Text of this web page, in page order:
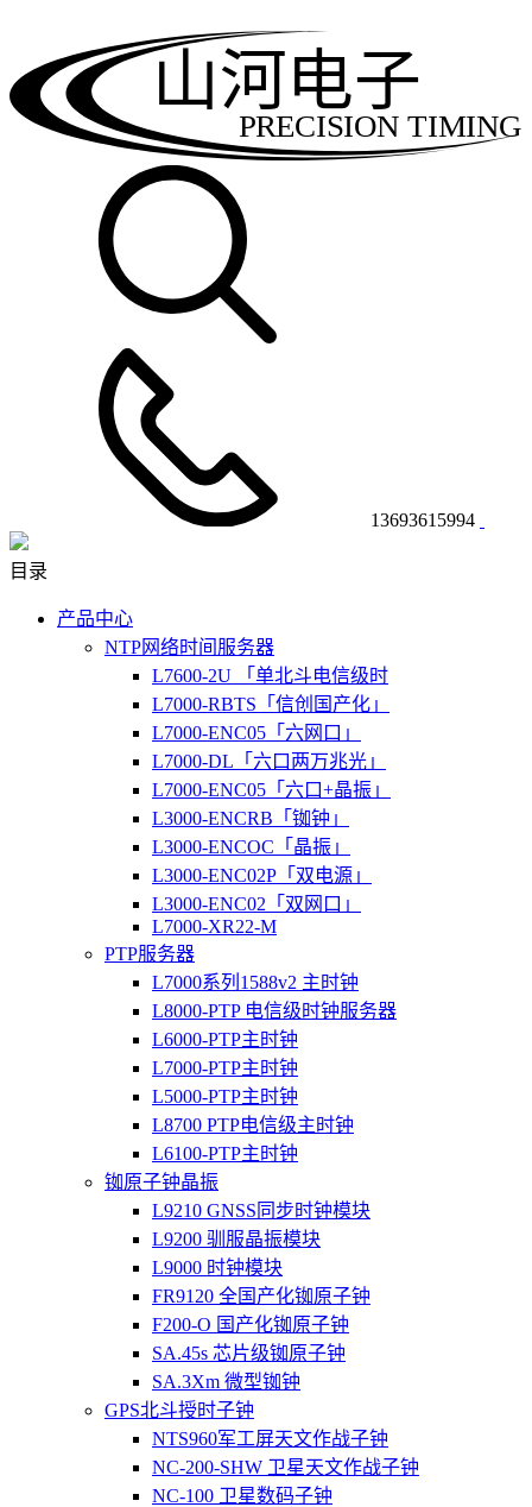
PRECISION TIMING
山河电子
13693615994
目录
产品中心
NTP网络时间服务器
L7600-2U 「单北斗电信级时
L7000-RBTS「信创国产化」
L7000-ENC05「六网口」
L7000-DL「六口两万兆光」
L7000-ENC05「六口+晶振」
L3000-ENCRB「铷钟」
L3000-ENCOC「晶振」
L3000-ENC02P「双电源」
L3000-ENC02「双网口」
L7000-XR22-M
PTP服务器
L7000系列1588v2 主时钟
L8000-PTP 电信级时钟服务器
L6000-PTP主时钟
L7000-PTP主时钟
L5000-PTP主时钟
L8700 PTP电信级主时钟
L6100-PTP主时钟
铷原子钟晶振
L9210 GNSS同步时钟模块
L9200 驯服晶振模块
L9000 时钟模块
FR9120 全国产化铷原子钟
F200-O 国产化铷原子钟
SA.45s 芯片级铷原子钟
SA.3Xm 微型铷钟
GPS北斗授时子钟
NTS960军工屏天文作战子钟
NC-200-SHW 卫星天文作战子钟
NC-100 卫星数码子钟